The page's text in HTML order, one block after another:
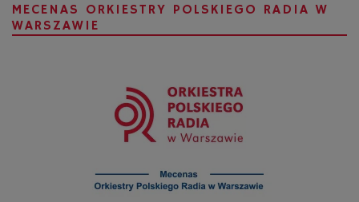
MECENAS ORKIESTRY POLSKIEGO RADIA W
WARSZAWIE